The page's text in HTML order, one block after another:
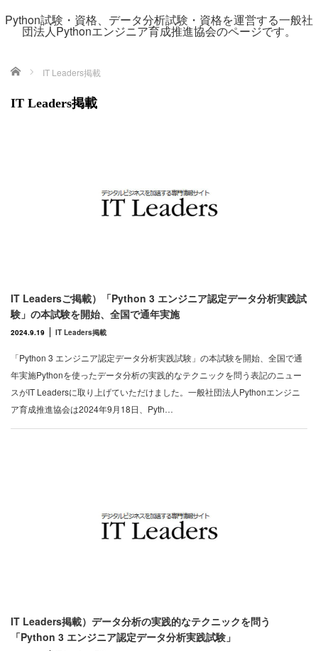
Python試験・資格、データ分析試験・資格を運営する一般社
団法人Pythonエンジニア育成推進協会のページです。
ホーム IT Leaders掲載
IT Leaders掲載
IT Leadersご掲載）「Python 3 エンジニア認定データ分析実践試
験」の本試験を開始、全国で通年実施
2024.9.19 IT Leaders掲載
「Python 3 エンジニア認定データ分析実践試験」の本試験を開始、全国で通
年実施Pythonを使ったデータ分析の実践的なテクニックを問う表記のニュー
スがIT Leadersに取り上げていただけました。一般社団法人Pythonエンジニ
ア育成推進協会は2024年9月18日、Pyth…
IT Leaders掲載）データ分析の実践的なテクニックを問う
「Python 3 エンジニア認定データ分析実践試験」